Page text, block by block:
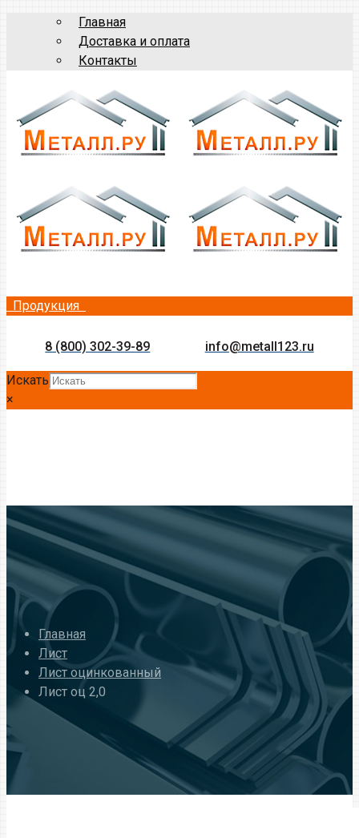
Главная
Доставка и оплата
Контакты
Продукция
8 (800) 302-39-89 info@metall123.ru
Искать
×
Главная
Лист
Лист оцинкованный
Лист оц 2,0